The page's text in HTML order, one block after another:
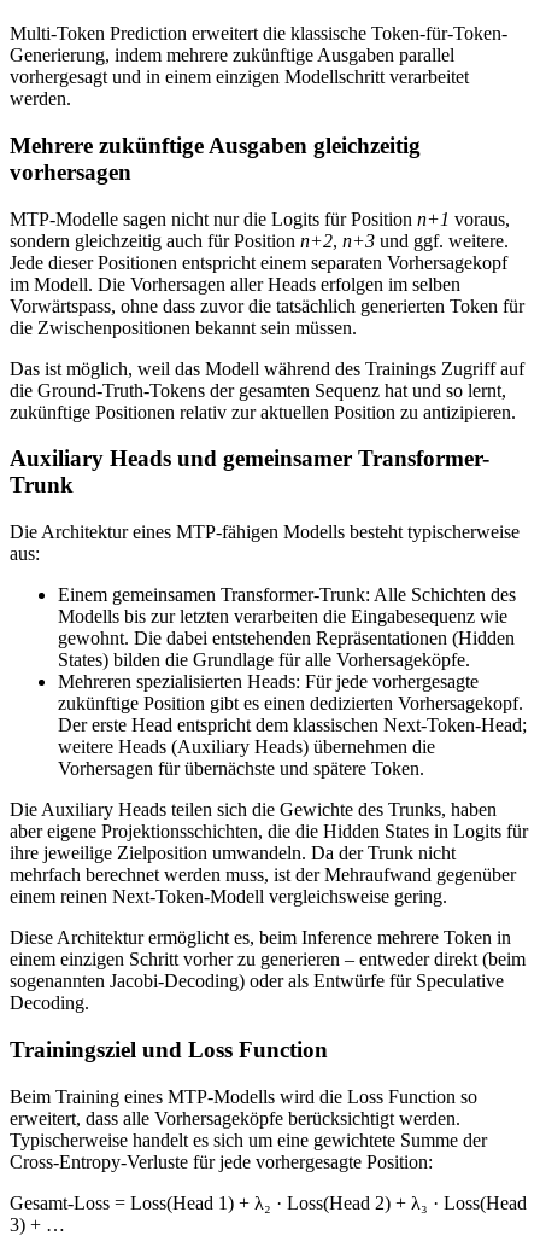
Multi-Token Prediction erweitert die klassische Token-für-Token-
Generierung, indem mehrere zukünftige Ausgaben parallel
vorhergesagt und in einem einzigen Modellschritt verarbeitet
werden.
Mehrere zukünftige Ausgaben gleichzeitig
vorhersagen
MTP-Modelle sagen nicht nur die Logits für Position n+1 voraus,
sondern gleichzeitig auch für Position n+2, n+3 und ggf. weitere.
Jede dieser Positionen entspricht einem separaten Vorhersagekopf
im Modell. Die Vorhersagen aller Heads erfolgen im selben
Vorwärtspass, ohne dass zuvor die tatsächlich generierten Token für
die Zwischenpositionen bekannt sein müssen.
Das ist möglich, weil das Modell während des Trainings Zugriff auf
die Ground-Truth-Tokens der gesamten Sequenz hat und so lernt,
zukünftige Positionen relativ zur aktuellen Position zu antizipieren.
Auxiliary Heads und gemeinsamer Transformer-
Trunk
Die Architektur eines MTP-fähigen Modells besteht typischerweise
aus:
Einem gemeinsamen Transformer-Trunk: Alle Schichten des
Modells bis zur letzten verarbeiten die Eingabesequenz wie
gewohnt. Die dabei entstehenden Repräsentationen (Hidden
States) bilden die Grundlage für alle Vorhersageköpfe.
Mehreren spezialisierten Heads: Für jede vorhergesagte
zukünftige Position gibt es einen dedizierten Vorhersagekopf.
Der erste Head entspricht dem klassischen Next-Token-Head;
weitere Heads (Auxiliary Heads) übernehmen die
Vorhersagen für übernächste und spätere Token.
Die Auxiliary Heads teilen sich die Gewichte des Trunks, haben
aber eigene Projektionsschichten, die die Hidden States in Logits für
ihre jeweilige Zielposition umwandeln. Da der Trunk nicht
mehrfach berechnet werden muss, ist der Mehraufwand gegenüber
einem reinen Next-Token-Modell vergleichsweise gering.
Diese Architektur ermöglicht es, beim Inference mehrere Token in
einem einzigen Schritt vorher zu generieren – entweder direkt (beim
sogenannten Jacobi-Decoding) oder als Entwürfe für Speculative
Decoding.
Trainingsziel und Loss Function
Beim Training eines MTP-Modells wird die Loss Function so
erweitert, dass alle Vorhersageköpfe berücksichtigt werden.
Typischerweise handelt es sich um eine gewichtete Summe der
Cross-Entropy-Verluste für jede vorhergesagte Position:
Gesamt-Loss = Loss(Head 1) + λ₂ · Loss(Head 2) + λ₃ · Loss(Head
3) + …